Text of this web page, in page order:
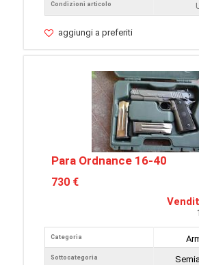
Condizioni articolo
aggiungi a preferiti
Para Ordnance 16-40
730 €
Categoria
Sottocategoria